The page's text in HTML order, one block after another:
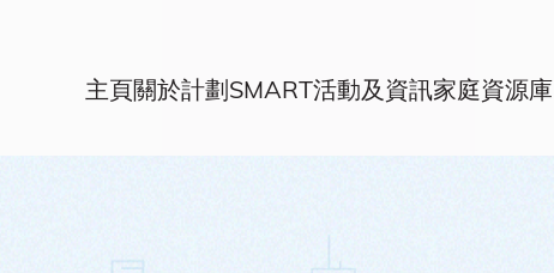
主頁關於計劃SMART活動及資訊家庭資源庫